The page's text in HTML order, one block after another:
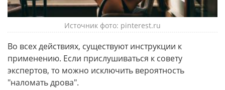
Источник фото: pinterest.ru
Во всех действиях, существуют инструкции к
применению. Если прислушиваться к совету
экспертов, то можно исключить вероятность
"наломать дрова".